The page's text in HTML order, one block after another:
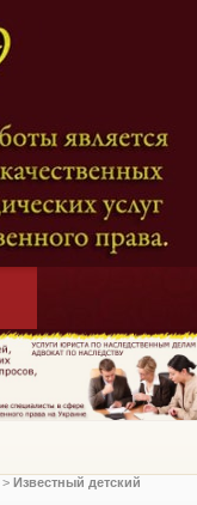
> Известный детский